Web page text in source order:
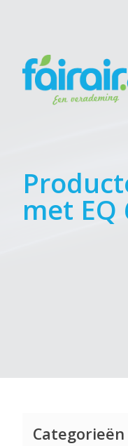
met EQ
Categorieën